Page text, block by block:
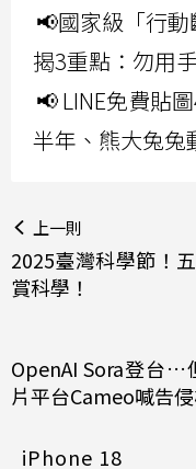
📢國家級「行
揭3重點：勿用
📢 LINE免費貼
半年、熊大兔兔
上一則
2025臺灣科學節！
賞科學！
OpenAI Sora登台…
片平台Cameo喊告
iPhone 18